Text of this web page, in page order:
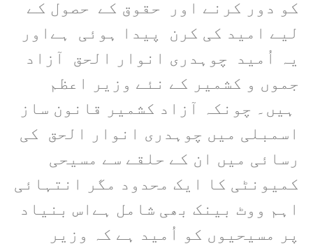
کو دور کرنے اور حقوق کے حصول کے
لیے امید کی کرن پیدا ہوئی ہےاور
یہ اُمید چوہدری انوار الحق آزاد
جموں و کشمیر کے نئے وزیر اعظم
ہیں۔ چونکہ آزاد کشمیر قانون ساز
اسمبلی میں چوہدری انوار الحق کی
رسائی میں ان کے حلقے سے مسیحی
کمیونٹی کا ایک محدود مگر انتہائی
اہم ووٹ بینک بھی شامل ہےاس بنیاد
پر مسیحیوں کو اُمید ہے کہ وزیر